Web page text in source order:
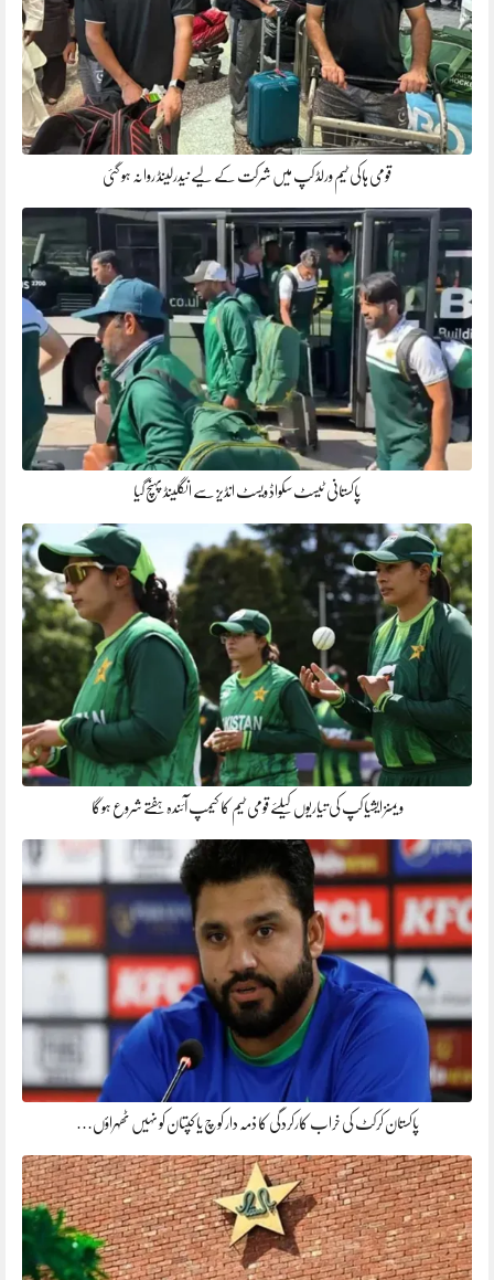
قومی ہاکی ٹیم ورلڈ کپ میں شرکت کے لیے نیدرلینڈ روانہ ہو گئی
پاکستانی ٹیسٹ سکواڈ ویسٹ انڈیز سے انگلینڈ پہنچ گیا
ویمنز ایشیا کپ کی تیاریوں کیلئے قومی ٹیم کا کیمپ آئندہ ہفتے شروع ہوگا
پاکستان کرکٹ کی خراب کارکردگی کا ذمہ دار کوچ یا کپتان کو نہیں ٹھہراؤں…